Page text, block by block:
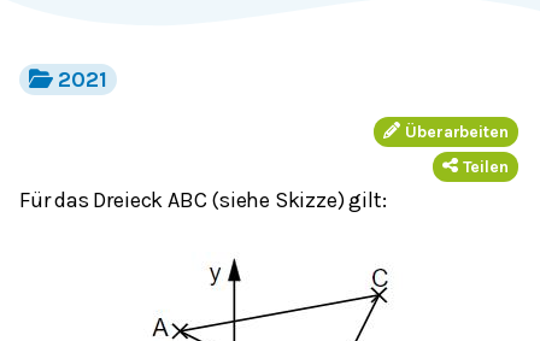
2021
Überarbeiten
Teilen
Für das Dreieck ABC (siehe Skizze) gilt: